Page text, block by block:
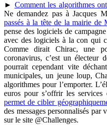
► Comment les algorithmes
Ne demandez pas à Jacques
passés à la tête de la mairie de
pense des logiciels de
avec des logiciels à la con qui
Comme dirait Chirac, une
coronavirus, c’est un électeur
pourrait cependant vite
municipales, un jeune loup,
algorithmes pour l’emporter.
euros pour s’offrir les services
permet de cibler
des messages personnalisés par
sur le site @Challenges.